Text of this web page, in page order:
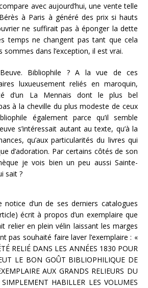
avec aujourd’hui, une vente telle
à Paris à généré des prix si hauts
ne suffirait pas à éponger la dette
temps ne changent pas tant que cela
dans l’exception, il est vrai.
Beuve. Bibliophile ? A la vue de ces
luxueusement reliés en maroquin,
d’un La Mennais dont le plus bel
à la cheville du plus modeste de ceux
également parce qu’il semble
s’intéressait autant au texte, qu’à la
qu’aux particularités du livres qui
d’adoration. Par certains côtés de son
je vois bien un peu aussi Sainte-
sait ?
notice d’un de ses derniers catalogues
écrit à propos d’un exemplaire que
relier en plein vélin laissant les marges
pas souhaité faire laver l’exemplaire : «
RELIÉ DANS LES ANNÉES 1830 POUR
LE BON GOÛT BIBLIOPHILIQUE DE
AUX GRANDS RELIEURS DU
HABILLER LES VOLUMES